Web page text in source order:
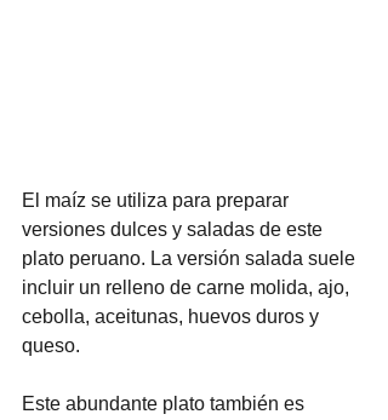
El maíz se utiliza para preparar
versiones dulces y saladas de este
plato peruano. La versión salada suele
incluir un relleno de carne molida, ajo,
cebolla, aceitunas, huevos duros y
queso.
Este abundante plato también es